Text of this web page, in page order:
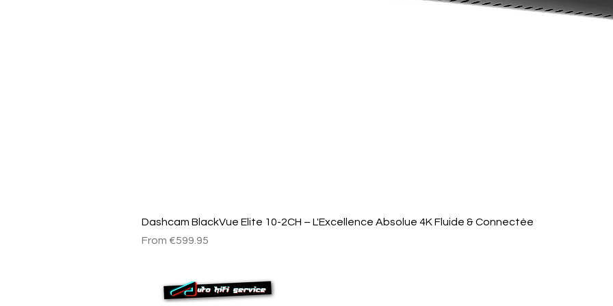
Quick View
Dashcam BlackVue Elite 10-2CH – L'Excellence Absolue 4K Fluide & Connectée
From €599.95
Sale Price